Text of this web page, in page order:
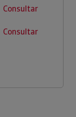
Consultar
Consultar